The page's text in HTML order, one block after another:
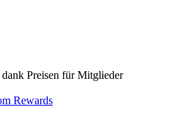
Preisen für Mitglieder
Rewards